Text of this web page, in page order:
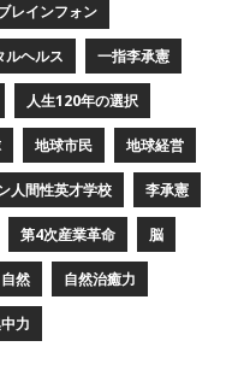
レインフォン
ルヘルス 一指李承憲
人生120年の選択
地球市民 地球経営
人間性英才学校 李承憲
第4次産業革命 脳
自然 自然治癒力
力